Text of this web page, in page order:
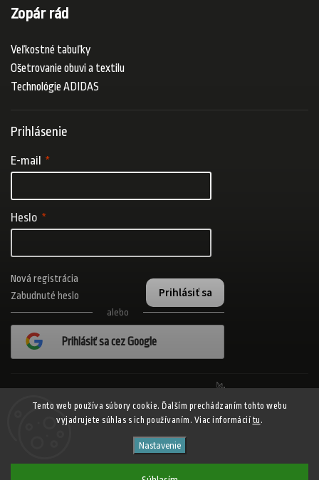
Tento web používa súbory cookie. Ďalším prechádzaním tohto webu
vyjadrujete súhlas s ich používaním. Viac informácií tu .
Nastavenie
Zopár rád
Veľkostné tabuľky
Ošetrovanie obuvi a textilu
Technológie ADIDAS
Prihlásenie
E-mail
Heslo
Prihlásiť sa
Nová registrácia
Zabudnuté heslo
alebo
Prihlásiť sa cez Google
ADISPORT.sk - adidas online športový obchod
práva vyhradené.